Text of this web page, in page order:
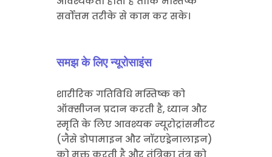
सर्वोत्तम तरीके से काम कर सके।
समझ के लिए न्यूरोसाइंस
शारीरिक गतिविधि मस्तिष्क को
ऑक्सीजन प्रदान करती है, ध्यान और
स्मृति के लिए आवश्यक न्यूरोट्रांसमीटर
(जैसे डोपामाइन और नॉरएड्रेनालाइन)